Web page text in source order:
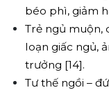
béo phì, giảm
Trẻ ngủ muộn,
loạn giấc ngủ,
trưởng [14].
Tư thế ngồi –